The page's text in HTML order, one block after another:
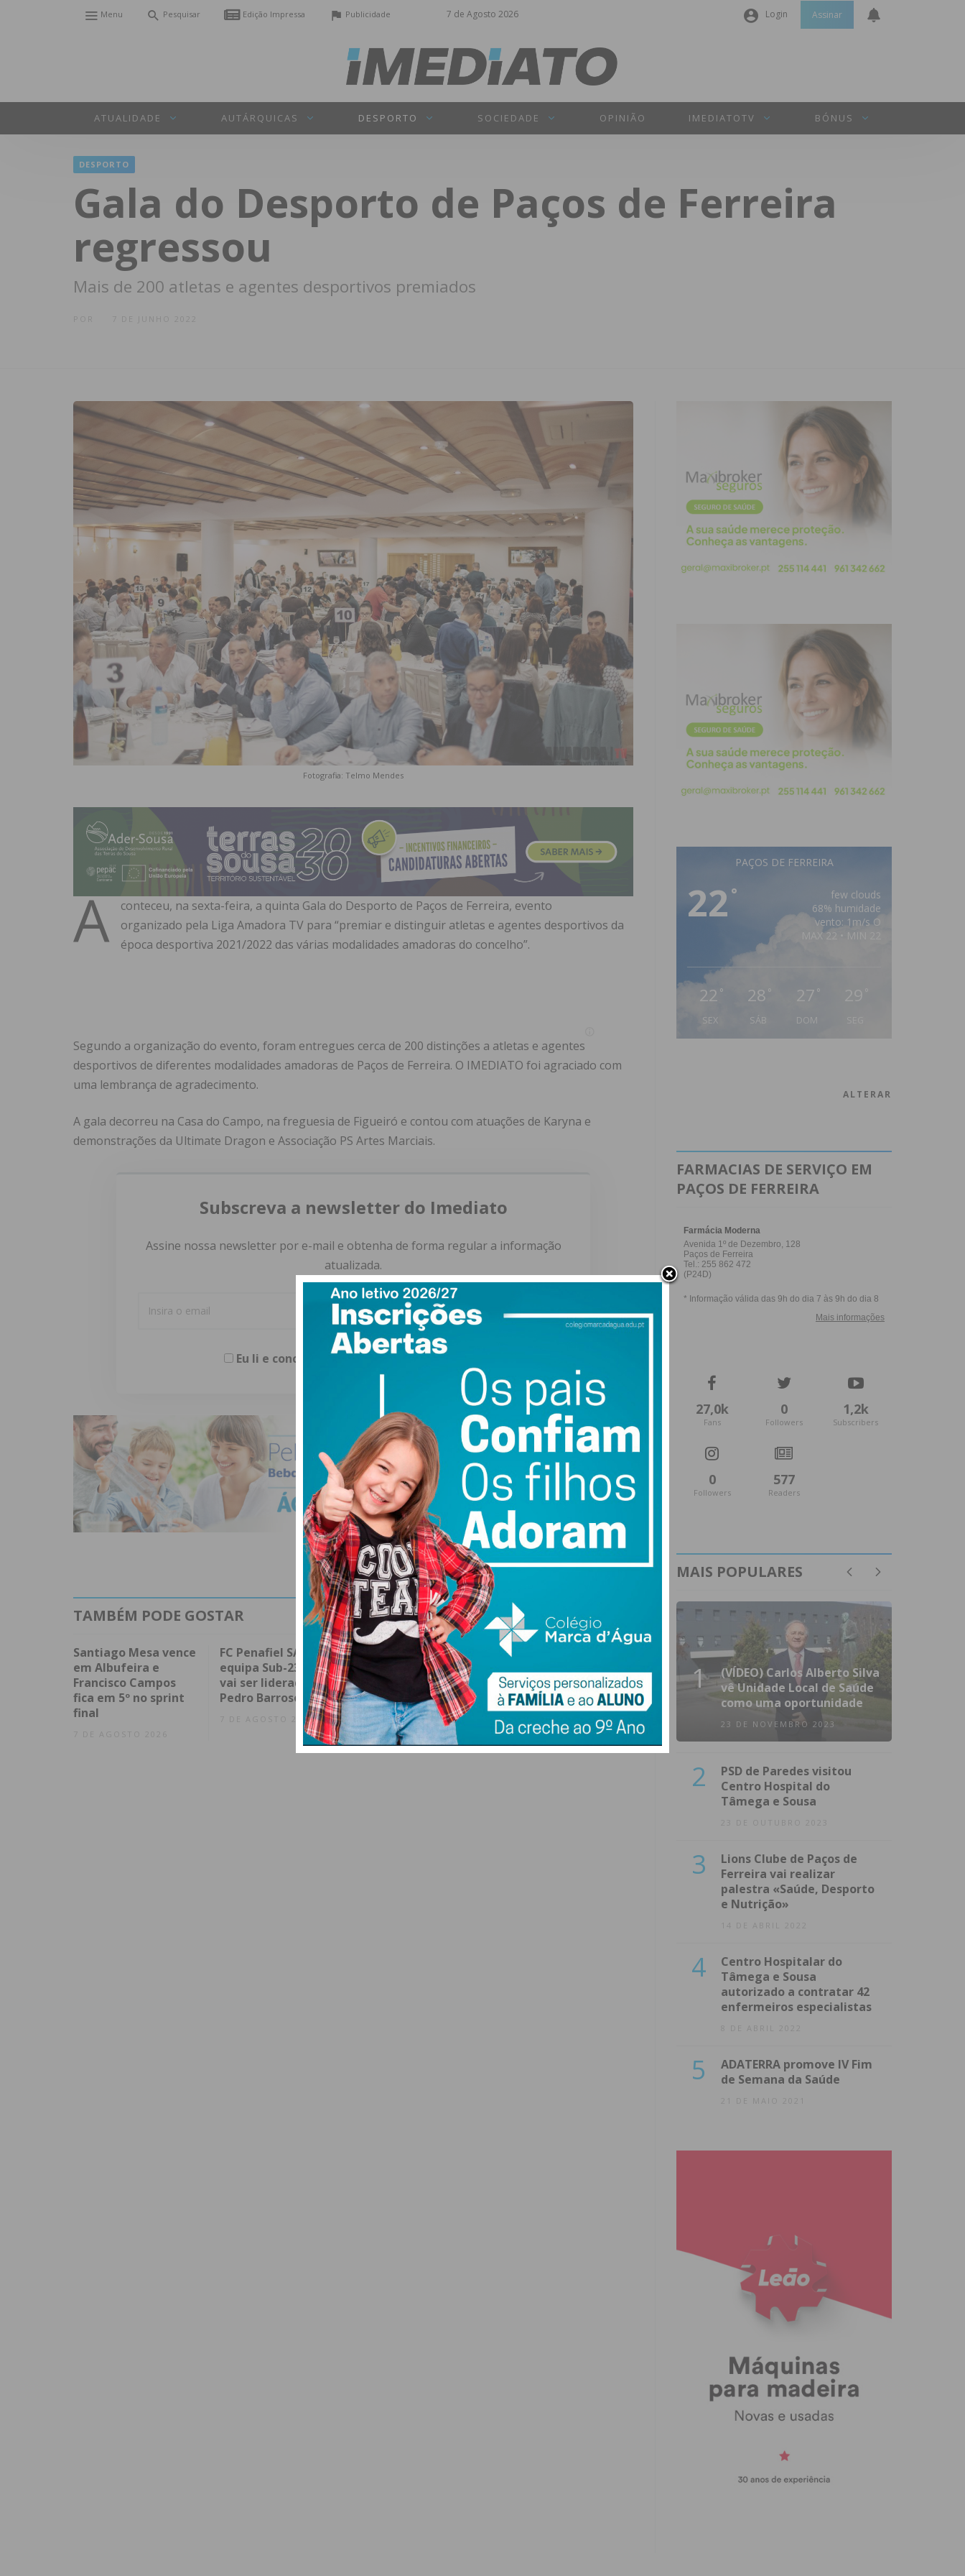
7 de Agosto 2026
Menu Pesquisar Edição Impressa Publicidade Login
Senha
INICIAR SESSÃO
Assinar
ATUALIDADE AUTÁRQUICAS DESPORTO SOCIEDADE OPINIÃO IMEDIATOTV BÓNUS
DESPORTO
Gala do Desporto de Paços de Ferreira
regressou
Mais de 200 atletas e agentes desportivos premiados
7 DE JUNHO 2022
Fotografia: Telmo Mendes
A
conteceu, na sexta-feira, a quinta Gala do Desporto de Paços de Ferreira, evento
organizado pela Liga Amadora TV para “premiar e distinguir atletas e agentes desportivos da
época desportiva 2021/2022 das várias modalidades amadoras do concelho”.
Segundo a organização do evento, foram entregues cerca de 200 distinções a atletas e agentes
desportivos de diferentes modalidades amadoras de Paços de Ferreira. O IMEDIATO foi agraciado com
uma lembrança de agradecimento.
A gala decorreu na Casa do Campo, na freguesia de Figueiró e contou com atuações de Karyna e
demonstrações da Ultimate Dragon e Associação PS Artes Marciais.
Subscreva a newsletter do Imediato
Assine nossa newsletter por e-mail e obtenha de forma regular a informação
atualizada.
Eu li e concordo com os termos e condições
TAMBÉM PODE GOSTAR
Santiago Mesa vence
em Albufeira e
Francisco Campos
fica em 5º no sprint
final
7 DE AGOSTO 2026
FC Penafiel SAD cria
equipa Sub-23 que
vai ser liderada por
Pedro Barroso
7 DE AGOSTO 2026
Corrida ao futebol
português: capital
estrangeiro já entra
na Liga 3 e atrai
clubes
7 DE AGOSTO 2026
Francisco Campos
Volta a Portugal e
Rui Oliveira veste a
Camisola Amarela
6 DE AGOSTO 2026
PAÇOS DE FERREIRA
22 °
few clouds
68% humidade
vento: 1m/s O
MAX 22 • MIN 22
22 °
SEX
28 °
SÁB
27 °
DOM
29 °
ALTERAR
FARMACIAS DE SERVIÇO EM
PAÇOS DE FERREIRA
27,0k
Fans
0
Followers
1,2k
Subscribers
0
Followers
577
Readers
MAIS POPULARES
1
(VÍDEO) Carlos Alberto Silva
vê Unidade Local de Saúde
como uma oportunidade
23 DE NOVEMBRO 2023
2
PSD de Paredes visitou
Centro Hospital do
Tâmega e Sousa
23 DE OUTUBRO 2023
3
Lions Clube de Paços de
Ferreira vai realizar
palestra «Saúde, Desporto
e Nutrição»
14 DE ABRIL 2022
4
Centro Hospitalar do
Tâmega e Sousa
autorizado a contratar 42
enfermeiros especialistas
8 DE ABRIL 2022
5
ADATERRA promove IV Fim
de Semana da Saúde
21 DE MAIO 2021